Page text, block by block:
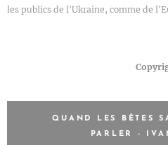
les publics de l'Ukraine, comme de
QUAND LES BÊTES
PARLER -